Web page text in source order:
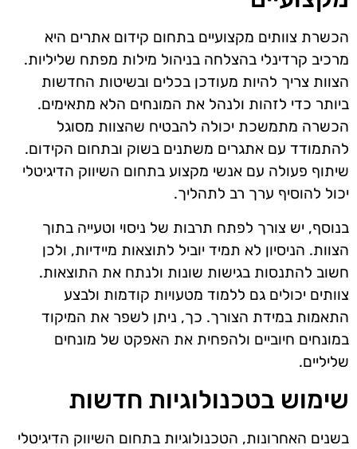
הכשרת צוותים מקצועיים בתחום קידום אתרים היא
מרכיב קרדינלי בהצלחה בניהול מילות מפתח שליליות.
הצוות צריך להיות מעודכן בכלים ובשיטות החדשות
ביותר כדי לזהות ולנהל את המונחים הלא מתאימים.
הכשרה מתמשכת יכולה להבטיח שהצוות מסוגל
להתמודד עם אתגרים משתנים בשוק ובתחום הקידום.
שיתוף פעולה עם אנשי מקצוע בתחום השיווק הדיגיטלי
יכול להוסיף ערך רב לתהליך.
בנוסף, יש צורך לפתח תרבות של ניסוי וטעייה בתוך
הצוות. הניסיון לא תמיד יוביל לתוצאות מיידיות, ולכן
חשוב להתנסות בגישות שונות ולנתח את התוצאות.
צוותים יכולים גם ללמוד מטעויות קודמות ולבצע
התאמות במידת הצורך. כך, ניתן לשפר את המיקוד
במונחים חיוביים ולהפחית את האפקט של מונחים
שליליים.
שימוש בטכנולוגיות חדשות
בשנים האחרונות, הטכנולוגיות בתחום השיווק הדיגיטלי